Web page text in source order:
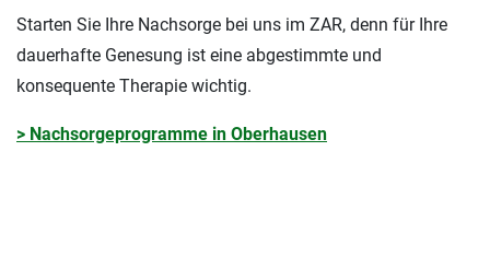
Starten Sie Ihre Nachsorge bei uns im ZAR, denn für Ihre
dauerhafte Genesung ist eine abgestimmte und
konsequente Therapie wichtig.
> Nachsorgeprogramme in Oberhausen